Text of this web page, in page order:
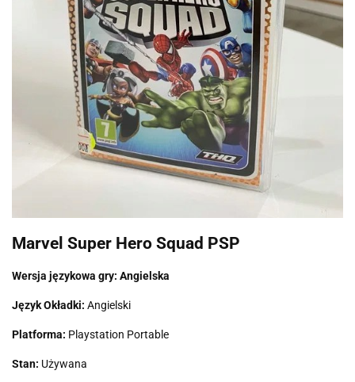
Marvel Super Hero Squad PSP
Wersja językowa gry: Angielska
Język Okładki: Angielski
Platforma: Playstation Portable
Stan: Używana